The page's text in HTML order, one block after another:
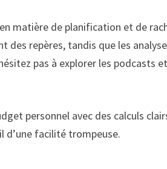
matière de planification et de
des repères, tandis que les
pas à explorer les podcasts
personnel avec des calculs
d’une facilité trompeuse.